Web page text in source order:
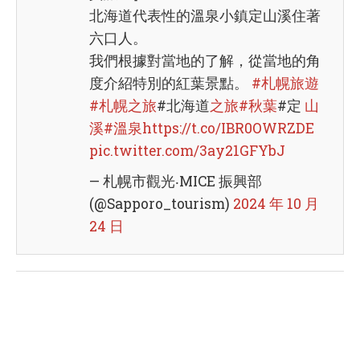
北海道代表性的溫泉小鎮定山溪住著
六口人。
我們根據對當地的了解，從當地的角
度介紹特別的紅葉景點。 #札幌旅遊
#札幌之旅#北海道之旅#秋葉#定 山
溪#溫泉https://t.co/IBR0OWRZDE
pic.twitter.com/3ay21GFYbJ
— 札幌市觀光‧MICE 振興部
(@Sapporo_tourism) 2024 年 10 月
24 日